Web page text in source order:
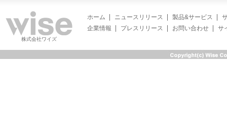
株式会社ワイズ
ホーム ニュースリリース 製品&サービス
企業情報
プレスリリース お問い合わせ サ